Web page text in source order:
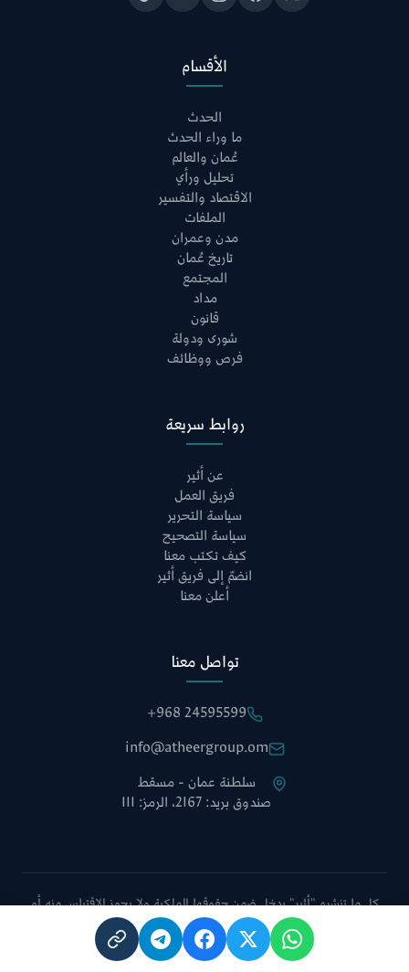
الأقسام
الحدث
ما وراء الحدث
عُمان والعالم
تحليل ورأي
الاقتصاد والتفسير
الملفات
مدن وعمران
تاريخ عُمان
المجتمع
مداد
قانون
شورى ودولة
فرص ووظائف
روابط سريعة
عن أثير
فريق العمل
سياسة التحرير
سياسة التصحيح
كيف تكتب معنا
انضمّ إلى فريق أثير
أعلن معنا
تواصل معنا
+968 24595599
info@atheergroup.om
سلطنة عمان - مسقط
صندوق بريد: 2167، الرمز: 111
كل ما تنشره "أثير" يدخل ضمن حقوقها الملكية ولا يجوز الاقتباس منه أو
نقله دون الإشارة إلى الموقع أو أخذ موافقة إدارة التحرير.
سياسة الخصوصية الشروط والأحكامخريطة الموقع